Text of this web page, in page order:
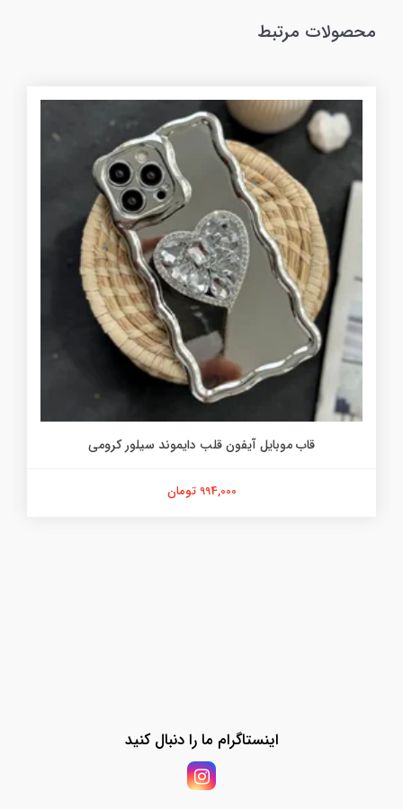
محصولات مرتبط
قاب موبایل آیفون قلب دایموند سیلور کرومی
994,000 تومان
اینستاگرام ما را دنبال کنید